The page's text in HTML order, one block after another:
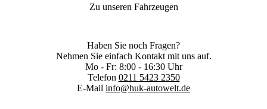
Zu unseren Fahrzeugen
Haben Sie noch Fragen?
Nehmen Sie einfach Kontakt mit uns auf.
Mo - Fr: 8:00 - 16:30 Uhr
Telefon 0211 5423 2350
E-Mail info@huk-autowelt.de